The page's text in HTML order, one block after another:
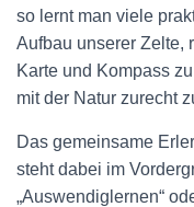
so lernt man viele
Aufbau unserer Zelte,
Karte und Kompass
mit der Natur zurecht
Das gemeinsame
steht dabei im
„Auswendiglernen“